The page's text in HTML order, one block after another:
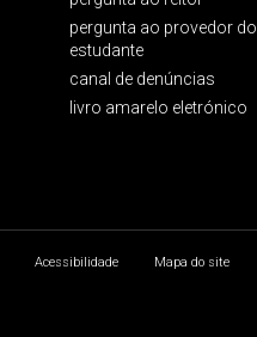
pergunta ao provedor do
estudante
canal de denúncias
livro amarelo eletrónico
Acessibilidade
Mapa do site